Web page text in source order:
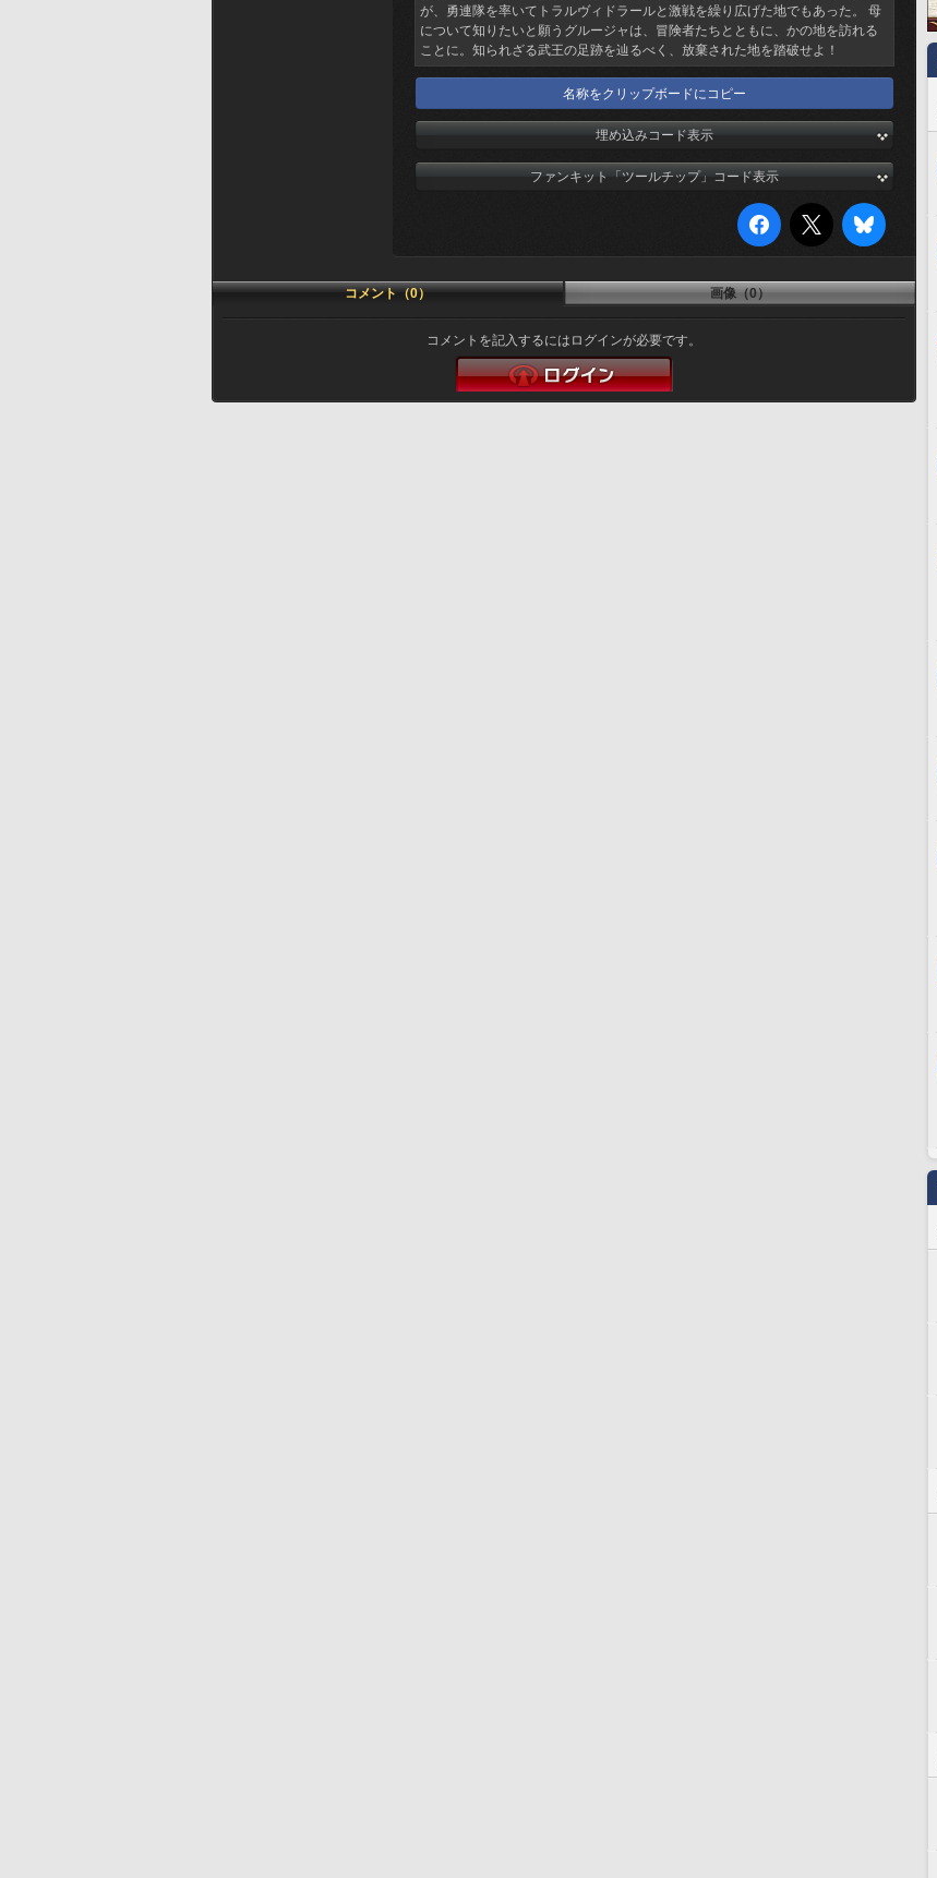
が、勇連隊を率いてトラルヴィドラールと激戦を繰り広げた地でもあった。 母
について知りたいと願うグルージャは、冒険者たちとともに、かの地を訪れる
ことに。知られざる武王の足跡を辿るべく、放棄された地を踏破せよ！
名称をクリップボードにコピー
埋め込みコード表示
ファンキット「ツールチップ」コード表示
コメント（0） 画像（0）
コメントを記入するにはログインが必要です。